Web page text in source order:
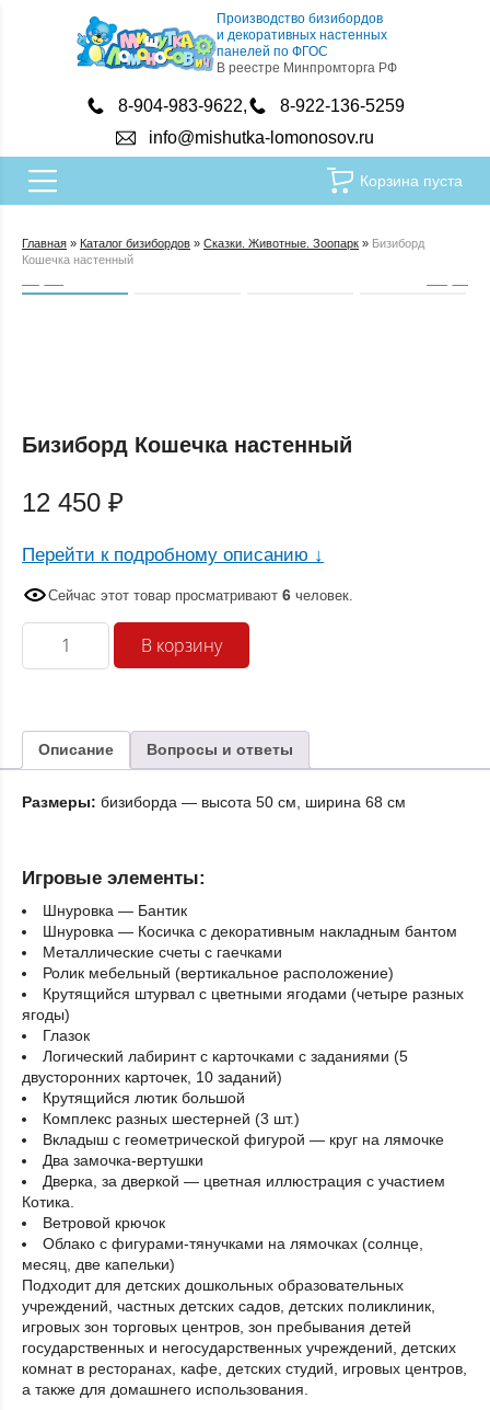
Производство бизибордов
и декоративных настенных
панелей по ФГОС
В реестре Минпромторга РФ
8-904-983-9622
8-922-136-5259
info@mishutka-lomonosov.ru
Корзина пуста
Главная » Каталог бизибордов » Сказки. Животные. Зоопарк » Бизиборд
Кошечка настенный
Бизиборд Кошечка настенный
12 450 ₽
Перейти к подробному описанию ↓
Сейчас этот товар просматривают 6 человек.
Количество
товара
Бизиборд
В корзину
Описание Вопросы и ответы
Размеры: бизиборда — высота 50 см, ширина 68 см
Игровые элементы:
Шнуровка — Бантик
Шнуровка — Косичка с декоративным накладным бантом
Металлические счеты с гаечками
Ролик мебельный (вертикальное расположение)
Крутящийся штурвал с цветными ягодами (четыре разных
ягоды)
Глазок
Логический лабиринт с карточками с заданиями (5
двусторонних карточек, 10 заданий)
Крутящийся лютик большой
Комплекс разных шестерней (3 шт.)
Вкладыш с геометрической фигурой — круг на лямочке
Два замочка-вертушки
Дверка, за дверкой — цветная иллюстрация с участием
Котика.
Ветровой крючок
Облако с фигурами-тянучками на лямочках (солнце,
месяц, две капельки)
Подходит для детских дошкольных образовательных
учреждений, частных детских садов, детских поликлиник,
игровых зон торговых центров, зон пребывания детей
государственных и негосударственных учреждений, детских
комнат в ресторанах, кафе, детских студий, игровых центров,
а также для домашнего использования.